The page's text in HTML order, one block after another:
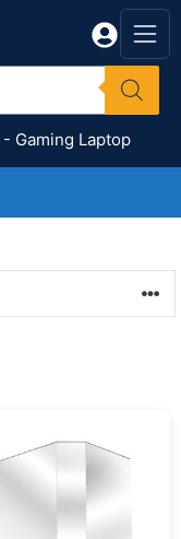
- Gaming Laptop